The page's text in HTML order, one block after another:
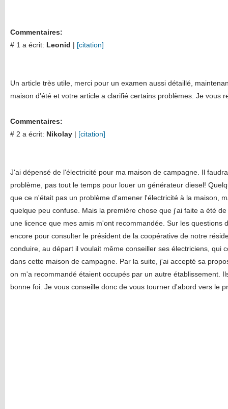
Commentaires:
# 1 a écrit: Leonid | [citation]
Un article très utile, merci pour un examen aussi détaillé,
maison d'été et votre article a clarifié certains problèmes. Je vous
Commentaires:
# 2 a écrit: Nikolay | [citation]
J'ai dépensé de l'électricité pour ma maison de campagne. Il
problème, pas tout le temps pour louer un générateur diesel!
que ce n'était pas un problème d'amener l'électricité à la maison,
quelque peu confuse. Mais la première chose que j'ai faite a été
une licence que mes amis m'ont recommandée. Sur les questions
encore pour consulter le président de la coopérative de notre
conduire, au départ il voulait même conseiller ses électriciens, qui
dans cette maison de campagne. Par la suite, j'ai accepté sa
on m'a recommandé étaient occupés par un autre établissement.
bonne foi. Je vous conseille donc de vous tourner d'abord vers le